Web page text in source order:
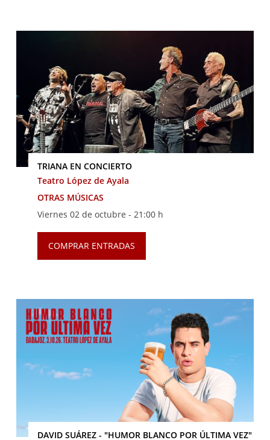
TRIANA EN CONCIERTO
Teatro López de Ayala
OTRAS MÚSICAS
Viernes 02 de octubre - 21:00 h
COMPRAR ENTRADAS
DAVID SUÁREZ - "HUMOR BLANCO POR ÚLTIMA VEZ"